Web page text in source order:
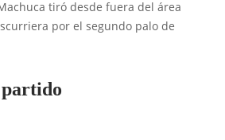
tiró desde fuera del área
por el segundo palo de
partido